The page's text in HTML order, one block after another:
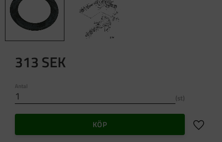
313 SEK
Antal
st
KÖP Lägg